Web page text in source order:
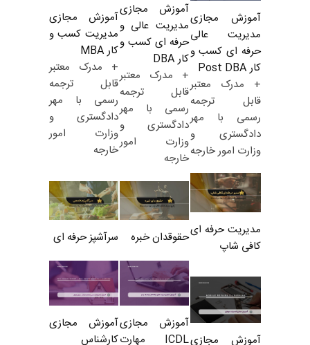
آموزش مجازی
مدیریت عالی
حرفه ای کسب و
کار Post DBA
+ مدرک معتبر
قابل ترجمه
رسمی با مهر
دادگستری و
وزارت امور خارجه
آموزش مجازی
مدیریت عالی و
حرفه ای کسب و
کار DBA
+ مدرک معتبر
قابل ترجمه
رسمی با مهر
دادگستری و
وزارت امور
خارجه
آموزش مجازی
مدیریت کسب و
کار MBA
+ مدرک معتبر
قابل ترجمه
رسمی با مهر
دادگستری و
وزارت امور
خارجه
مدیریت حرفه ای
کافی شاپ
حقوقدان خبره سرآشپز حرفه ای
آموزش مجازی
آموزش مجازی
ICDL مهارت
آموزش مجازی
کارشناس